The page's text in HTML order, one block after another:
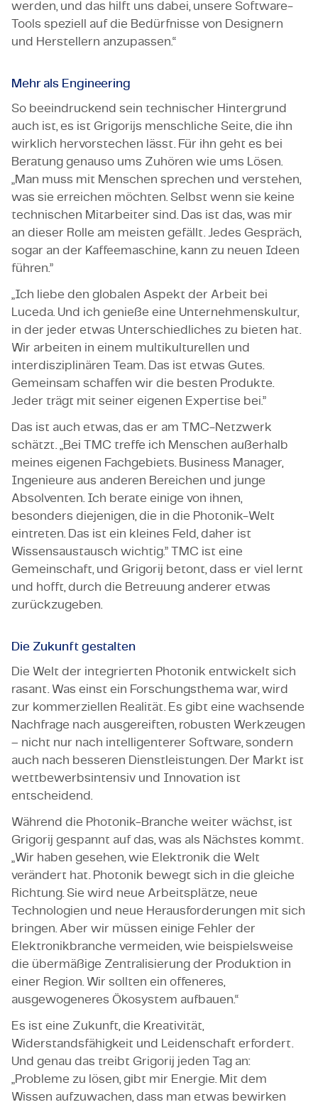
werden, und das hilft uns dabei, unsere Software-
Tools speziell auf die Bedürfnisse von Designern
und Herstellern anzupassen.“
Mehr als Engineering
So beeindruckend sein technischer Hintergrund
auch ist, es ist Grigorijs menschliche Seite, die ihn
wirklich hervorstechen lässt. Für ihn geht es bei
Beratung genauso ums Zuhören wie ums Lösen.
„Man muss mit Menschen sprechen und verstehen,
was sie erreichen möchten. Selbst wenn sie keine
technischen Mitarbeiter sind. Das ist das, was mir
an dieser Rolle am meisten gefällt. Jedes Gespräch,
sogar an der Kaffeemaschine, kann zu neuen Ideen
führen.”
„Ich liebe den globalen Aspekt der Arbeit bei
Luceda. Und ich genieße eine Unternehmenskultur,
in der jeder etwas Unterschiedliches zu bieten hat.
Wir arbeiten in einem multikulturellen und
interdisziplinären Team. Das ist etwas Gutes.
Gemeinsam schaffen wir die besten Produkte.
Jeder trägt mit seiner eigenen Expertise bei.”
Das ist auch etwas, das er am TMC-Netzwerk
schätzt. „Bei TMC treffe ich Menschen außerhalb
meines eigenen Fachgebiets. Business Manager,
Ingenieure aus anderen Bereichen und junge
Absolventen. Ich berate einige von ihnen,
besonders diejenigen, die in die Photonik-Welt
eintreten. Das ist ein kleines Feld, daher ist
Wissensaustausch wichtig.” TMC ist eine
Gemeinschaft, und Grigorij betont, dass er viel lernt
und hofft, durch die Betreuung anderer etwas
zurückzugeben.
Die Zukunft gestalten
Die Welt der integrierten Photonik entwickelt sich
rasant. Was einst ein Forschungsthema war, wird
zur kommerziellen Realität. Es gibt eine wachsende
Nachfrage nach ausgereiften, robusten Werkzeugen
– nicht nur nach intelligenterer Software, sondern
auch nach besseren Dienstleistungen. Der Markt ist
wettbewerbsintensiv und Innovation ist
entscheidend.
Während die Photonik-Branche weiter wächst, ist
Grigorij gespannt auf das, was als Nächstes kommt.
„Wir haben gesehen, wie Elektronik die Welt
verändert hat. Photonik bewegt sich in die gleiche
Richtung. Sie wird neue Arbeitsplätze, neue
Technologien und neue Herausforderungen mit sich
bringen. Aber wir müssen einige Fehler der
Elektronikbranche vermeiden, wie beispielsweise
die übermäßige Zentralisierung der Produktion in
einer Region. Wir sollten ein offeneres,
ausgewogeneres Ökosystem aufbauen.“
Es ist eine Zukunft, die Kreativität,
Widerstandsfähigkeit und Leidenschaft erfordert.
Und genau das treibt Grigorij jeden Tag an:
„Probleme zu lösen, gibt mir Energie. Mit dem
Wissen aufzuwachen, dass man etwas bewirken